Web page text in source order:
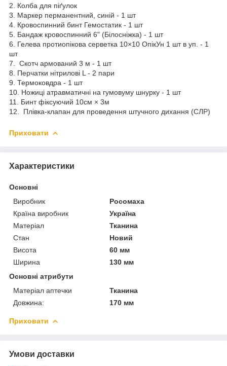
2. Колба для піґулок
3. Маркер перманентний, синій - 1 шт
4. Кровоспинний бинт Гемостатик - 1 шт
5. Бандаж кровоспинний 6" (Білосніжка) - 1 шт
6. Гелева протиопікова серветка 10×10 ОпікУн 1 шт в уп. - 1
шт
7. Скотч армований 3 м - 1 шт
8. Перчатки нітрилові L - 2 пари
9. Термоковдра - 1 шт
10. Ножиці атравматичні на гумовуму шнурку - 1 шт
11. Бинт фіксуючий 10см × 3м
12. Плівка-клапан для проведення штучного дихання (СЛР)
Приховати
Характеристики
Основні
Виробник
Росомаха
Країна виробник
Україна
Матеріал
Тканина
Стан
Новий
Висота
60 мм
Ширина
130 мм
Основні атрибути
Матеріал аптечки
Тканина
Довжина:
170 мм
Приховати
Умови доставки